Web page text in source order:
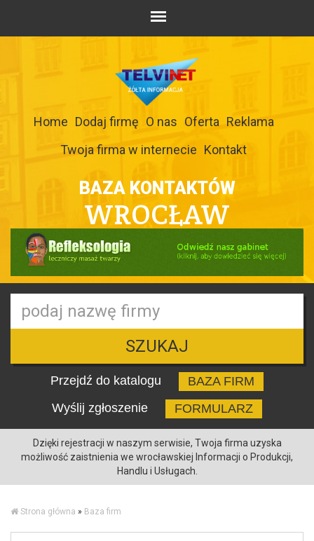
Home Dodaj firmę O nas Oferta Reklama
Twoja firma w internecie Kontakt
BAZA KONTAKTÓW
WROCŁAW
SZUKAJ
Przejdź do katalogu
BAZA FIRM
Wyślij zgłoszenie
FORMULARZ
Dzięki rejestracji w naszym serwisie, Twoja firma uzyska
możliwość zaistnienia we wrocławskiej Informacji o Produkcji,
Handlu i Usługach.
Strona główna » Baza firm